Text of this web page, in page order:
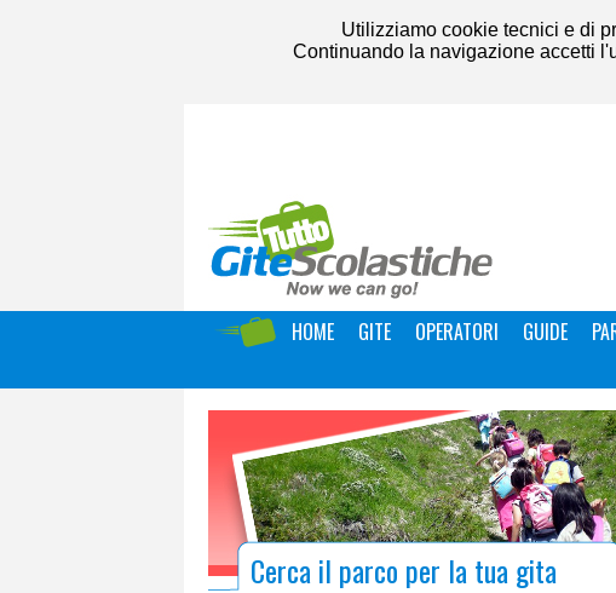
Utilizziamo cookie tecnici e di
Continuando la navigazione accetti
HOME GITE OPERATORI GUIDE
Cerca il parco per la tua gita